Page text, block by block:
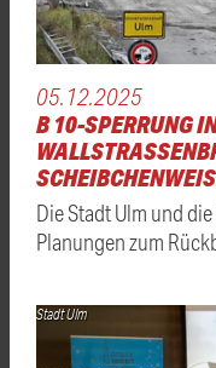
05.12.2025
B 10-SPERRUNG
Die Stadt Ulm und
Planungen zum
Stadt Ulm